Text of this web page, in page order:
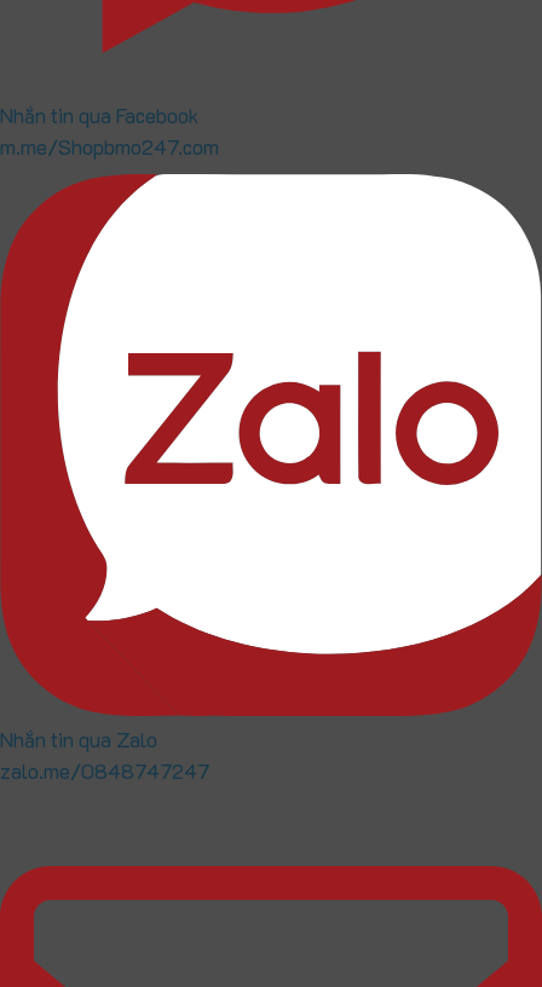
Nhắn tin qua Facebook
m.me/Shopbmo247.com
Nhắn tin qua Zalo
zalo.me/0848747247